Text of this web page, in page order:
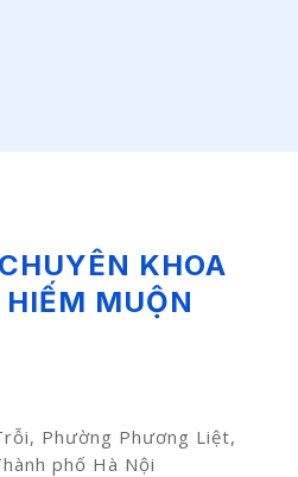
KHOA
MUỘN
Phường Phương Liệt,
phố Hà Nội